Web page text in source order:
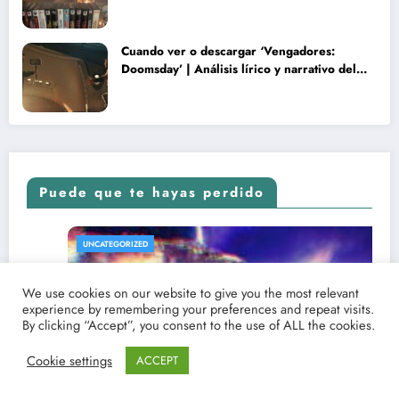
Cuando ver o descargar ‘Vengadores:
Doomsday’ | Análisis lírico y narrativo del
Puede que te hayas perdido
UNCATEGORIZED
We use cookies on our website to give you the most relevant
experience by remembering your preferences and repeat visits.
By clicking “Accept”, you consent to the use of ALL the cookies.
Cookie settings
ACCEPT